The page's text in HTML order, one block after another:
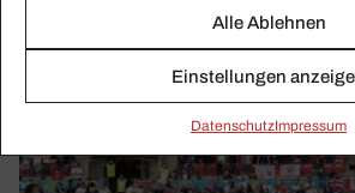
Alle Ablehnen
Einstellungen
Daten­schutzImpressum